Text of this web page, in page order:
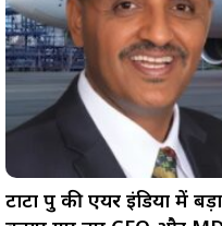
टाटा ग्रुप की एयर इंडिया में